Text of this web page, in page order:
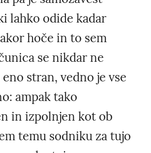
lahko odide kadar
hoče in to sem
se nikdar ne
stran, vedno je vse
ampak tako
in izpolnjen kot ob
temu sodniku za tujo